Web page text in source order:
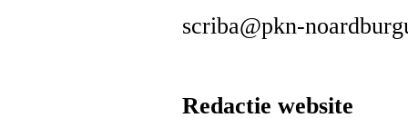
scriba@pkn-
Redactie website